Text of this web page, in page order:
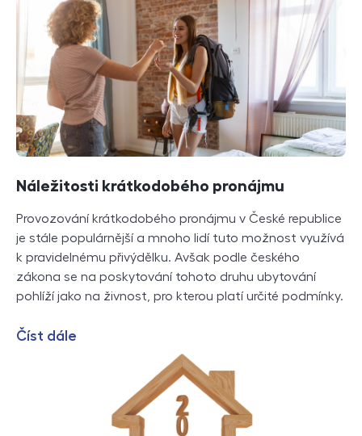
Náležitosti krátkodobého pronájmu
Provozování krátkodobého pronájmu v České republice
je stále populárnější a mnoho lidí tuto možnost využívá
k pravidelnému přivýdělku. Avšak podle českého
zákona se na poskytování tohoto druhu ubytování
pohlíží jako na živnost, pro kterou platí určité podmínky.
Číst dále